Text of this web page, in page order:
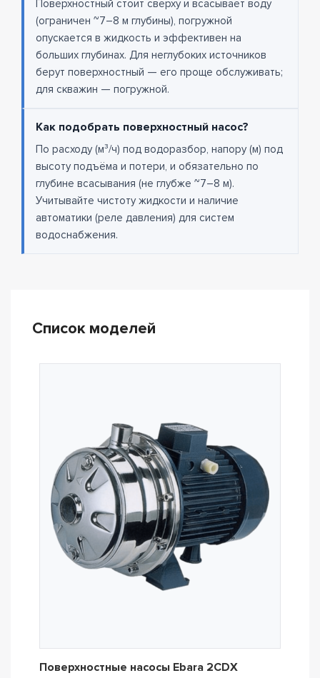
Поверхностный стоит сверху и всасывает воду
(ограничен ~7–8 м глубины), погружной
опускается в жидкость и эффективен на
больших глубинах. Для неглубоких источников
берут поверхностный — его проще обслуживать;
для скважин — погружной.
Как подобрать поверхностный насос?
По расходу (м³/ч) под водоразбор, напору (м) под
высоту подъёма и потери, и обязательно по
глубине всасывания (не глубже ~7–8 м).
Учитывайте чистоту жидкости и наличие
автоматики (реле давления) для систем
водоснабжения.
Список моделей
Поверхностные насосы Ebara 2CDX